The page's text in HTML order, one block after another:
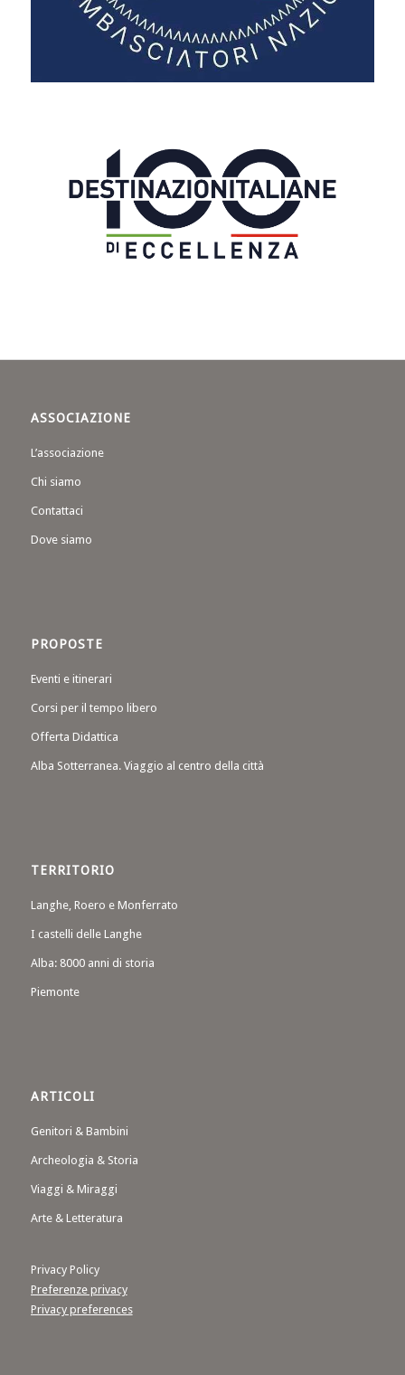
ASSOCIAZIONE
L’associazione
Chi siamo
Contattaci
Dove siamo
PROPOSTE
Eventi e itinerari
Corsi per il tempo libero
Offerta Didattica
Alba Sotterranea. Viaggio al centro della città
TERRITORIO
Langhe, Roero e Monferrato
I castelli delle Langhe
Alba: 8000 anni di storia
Piemonte
ARTICOLI
Genitori & Bambini
Archeologia & Storia
Viaggi & Miraggi
Arte & Letteratura
Privacy Policy
Preferenze privacy
Privacy preferences